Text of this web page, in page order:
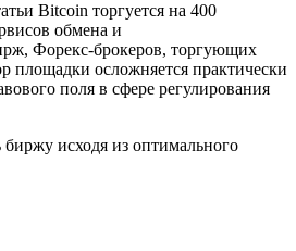
Bitcoin торгуется на 400
обмена и
Форекс-брокеров, торгующих
площадки осложняется практически
поля в сфере регулирования
биржу исходя из оптимального